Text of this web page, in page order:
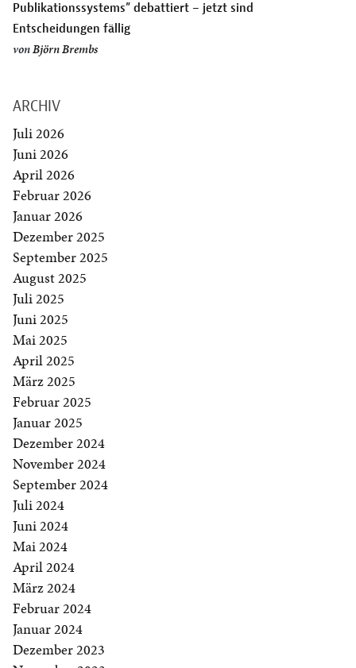
Publikationssystems” debattiert – jetzt sind
Entscheidungen fällig
vonBjörn Brembs
ARCHIV
Juli 2026
Juni 2026
April 2026
Februar 2026
Januar 2026
Dezember 2025
September 2025
August 2025
Juli 2025
Juni 2025
Mai 2025
April 2025
März 2025
Februar 2025
Januar 2025
Dezember 2024
November 2024
September 2024
Juli 2024
Juni 2024
Mai 2024
April 2024
März 2024
Februar 2024
Januar 2024
Dezember 2023